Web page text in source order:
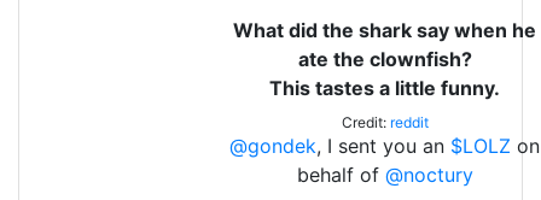
What did the shark say when he
ate the clownfish?
This tastes a little funny.
Credit: reddit
@gondek, I sent you an $LOLZ on
behalf of @noctury